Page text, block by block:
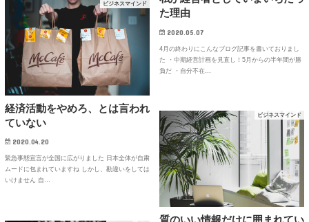
た理由
2020.05.07
4月の終わりにこんなブログ記事を書いておりまし
た ・中期経営計画を見直し！5月からの半年間が勝
負だ ・自分不在…
ビジネスマインド
経済活動をやめろ、とは言われ
ていない
2020.04.20
緊急事態宣言が全国に広がりました 日本全体が自粛
ムードに包まれていますね しかし、勘違いをしては
いけません 自…
ビジネスマインド
質のいい情報だけに囲まれてい